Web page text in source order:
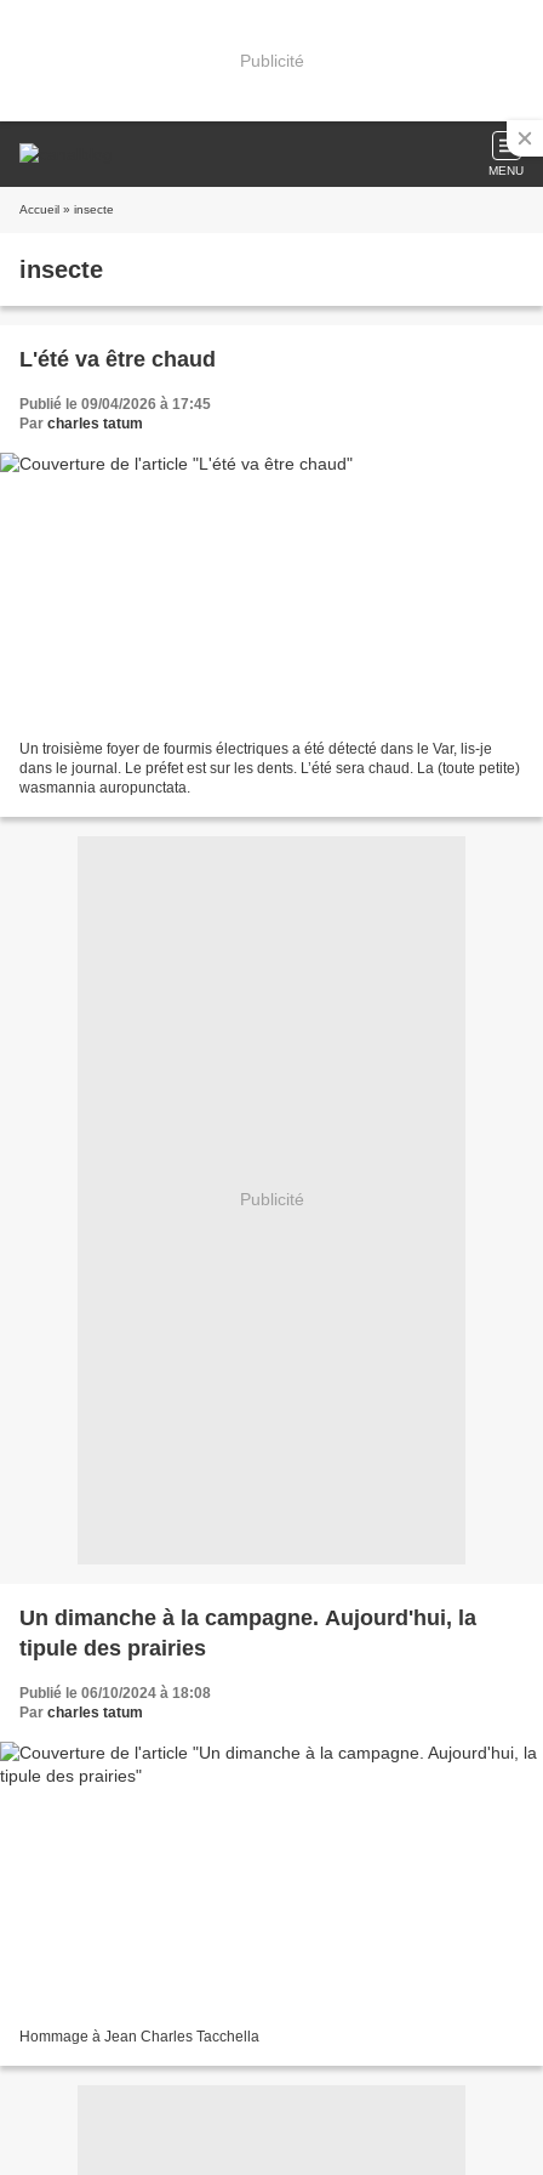
Publicité
MENU
Accueil » insecte
insecte
L'été va être chaud
Publié le 09/04/2026 à 17:45
Par charles tatum
Un troisième foyer de fourmis électriques a été détecté dans le Var, lis-je
dans le journal. Le préfet est sur les dents. L’été sera chaud. La (toute petite)
wasmannia auropunctata.
Publicité
Un dimanche à la campagne. Aujourd'hui, la
tipule des prairies
Publié le 06/10/2024 à 18:08
Par charles tatum
Hommage à Jean Charles Tacchella